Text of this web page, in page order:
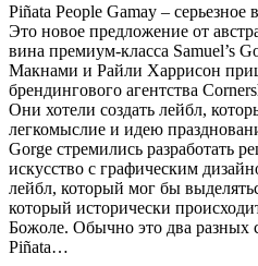
Piñata People Gamay –
Это новое предложение от
вина премиум-класса Samuel’s
Макнами и Райли Харрисон
брендингового агентства
Они хотели создать лейбл,
легкомыслие и идею
Gorge стремились разработать
искусство с графическим
лейбл, который мог бы
который исторически
Божоле. Обычно это два разных
Piñata…